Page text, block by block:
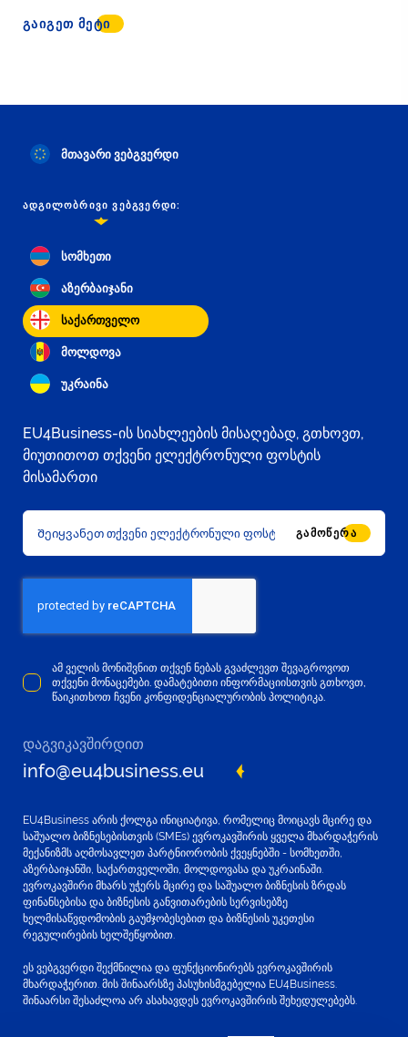
ᲒᲐᲘᲒᲔᲗ ᲛᲔᲢᲘ
მთავარი ვებგვერდი
ᲐᲓᲒᲘᲚᲝᲑᲠᲘᲕᲘ ᲕᲔᲑᲒᲕᲔᲠᲓᲘ:
სომხეთი
აზერბაიჯანი
საქართველო
მოლდოვა
უკრაინა
EU4Business-ის სიახლეების მისაღებად, გთხოვთ,
მიუთითოთ თქვენი ელექტრონული ფოსტის
მისამართი
ᲒᲐᲛᲝᲬᲔᲠᲐ
ამ ველის მონიშვნით თქვენ ნებას გვაძლევთ შევაგროვოთ
თქვენი მონაცემები. დამატებითი ინფორმაციისთვის გთხოვთ,
წაიკითხოთ ჩვენი კონფიდენციალურობის პოლიტიკა.
დაგვიკავშირდით
info@eu4business.eu
EU4Business არის ქოლგა ინიციატივა, რომელიც მოიცავს მცირე და
საშუალო ბიზნესებისთვის (SMEs) ევროკავშირის ყველა მხარდაჭერის
მექანიზმს აღმოსავლეთ პარტნიორობის ქვეყნებში - სომხეთში,
აზერბაიჯანში, საქართველოში, მოლდოვასა და უკრაინაში.
ევროკავშირი მხარს უჭერს მცირე და საშუალო ბიზნესის ზრდას
ფინანსებისა და ბიზნესის განვითარების სერვისებზე
ხელმისაწვდომობის გაუმჯობესებით და ბიზნესის უკეთესი
რეგულირების ხელშეწყობით.
ეს ვებგვერდი შექმნილია და ფუნქციონირებს ევროკავშირის
მხარდაჭერით. მის შინაარსზე პასუხისმგებელია EU4Business.
შინაარსი შესაძლოა არ ასახავდეს ევროკავშირის შეხედულებებს.